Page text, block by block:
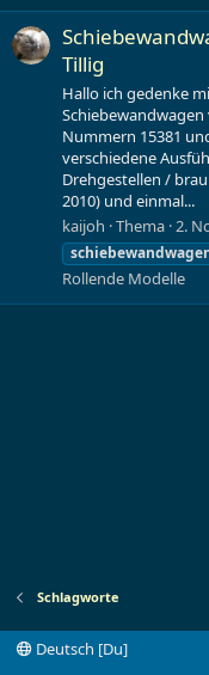
Tillig
Hallo ich gedenke
Nummern 15381
verschiedene
Drehgestellen /
2010) und einmal...
kaijoh Thema 2.
Rollende Modelle
Schlagworte
Deutsch [Du]